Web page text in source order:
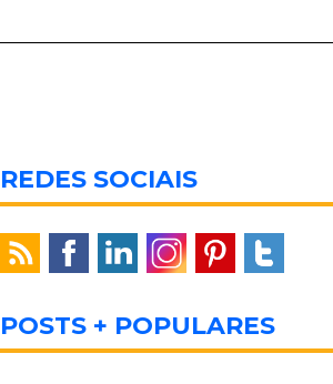
REDES SOCIAIS
POSTS + POPULARES